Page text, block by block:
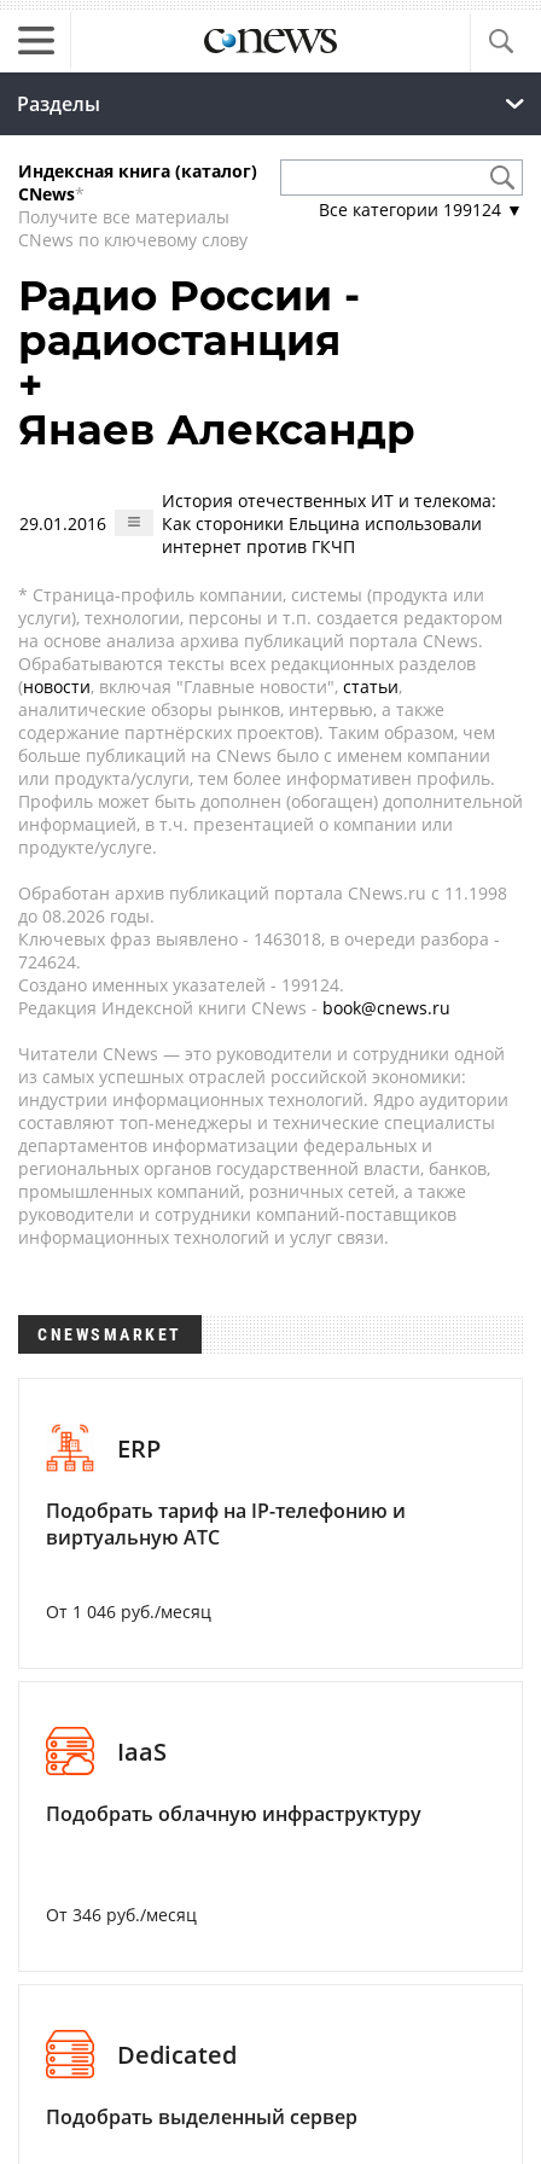
Разделы
Индексная книга (каталог)
CNews*
Получите все материалы
CNews по ключевому слову
Все категории 199124 ▼
Радио России -
радиостанция
+
Янаев Александр
29.01.2016
История отечественных ИТ и телекома:
Как стороники Ельцина использовали
интернет против ГКЧП
* Страница-профиль компании, системы (продукта или
услуги), технологии, персоны и т.п. создается редактором
на основе анализа архива публикаций портала CNews.
Обрабатываются тексты всех редакционных разделов
(новости, включая "Главные новости", статьи,
аналитические обзоры рынков, интервью, а также
содержание партнёрских проектов). Таким образом, чем
больше публикаций на CNews было с именем компании
или продукта/услуги, тем более информативен профиль.
Профиль может быть дополнен (обогащен) дополнительной
информацией, в т.ч. презентацией о компании или
продукте/услуге.
Обработан архив публикаций портала CNews.ru c 11.1998
до 08.2026 годы.
Ключевых фраз выявлено - 1463018, в очереди разбора -
724624.
Создано именных указателей - 199124.
Редакция Индексной книги CNews - book@cnews.ru
Читатели CNews — это руководители и сотрудники одной
из самых успешных отраслей российской экономики:
индустрии информационных технологий. Ядро аудитории
составляют топ-менеджеры и технические специалисты
департаментов информатизации федеральных и
региональных органов государственной власти, банков,
промышленных компаний, розничных сетей, а также
руководители и сотрудники компаний-поставщиков
информационных технологий и услуг связи.
CNEWSMARKET
ERP
Подобрать тариф на IP-телефонию и
виртуальную АТС
От 1 046 руб./месяц
IaaS
Подобрать облачную инфраструктуру
От 346 руб./месяц
Dedicated
Подобрать выделенный сервер